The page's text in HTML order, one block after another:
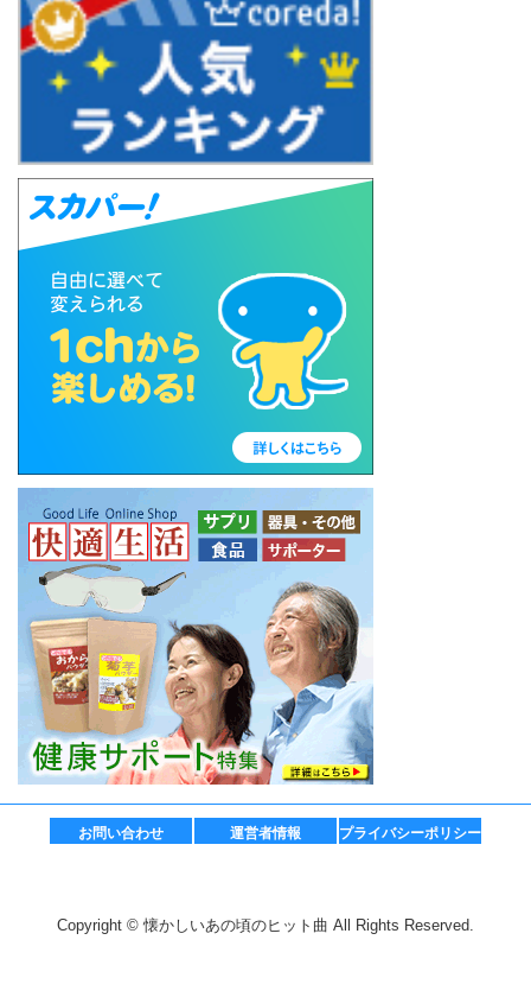
お問い合わせ 運営者情報 プライバシーポリシー
Copyright © 懐かしいあの頃のヒット曲 All Rights Reserved.